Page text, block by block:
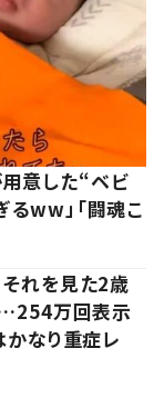
意した“ベビ
ww」「闘魂こ
それを見た2歳
万回表示
かなり重症レ